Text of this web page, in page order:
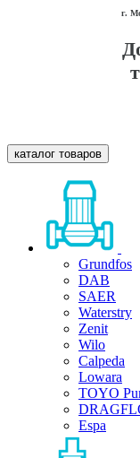
г.
каталог товаров
Grundfos
DAB
SAER
Waterstry
Zenit
Wilo
Calpeda
Lowara
TOYO
Espa